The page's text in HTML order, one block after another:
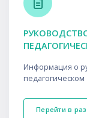
Информация о
Перейти в